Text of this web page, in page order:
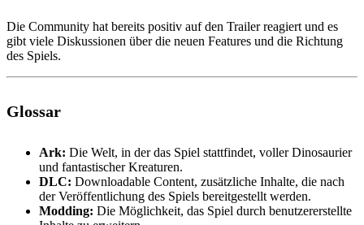
Die Community hat bereits positiv auf den Trailer reagiert und es
gibt viele Diskussionen über die neuen Features und die Richtung
des Spiels.
Glossar
Ark: Die Welt, in der das Spiel stattfindet, voller Dinosaurier
und fantastischer Kreaturen.
DLC: Downloadable Content, zusätzliche Inhalte, die nach
der Veröffentlichung des Spiels bereitgestellt werden.
Modding: Die Möglichkeit, das Spiel durch benutzererstellte